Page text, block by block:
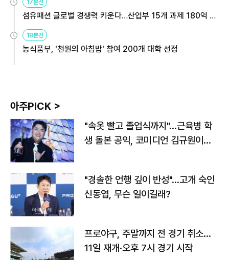
17분전
섬유패션 글로벌 경쟁력 키운다…산업부 15개 과제 180억 지
18분전
농식품부, '천원의 아침밥' 참여 200개 대학 선정
아주PICK >
"속옷 빨고 졸업식까지"…근육병 학
생 돌본 공익, 코미디언 김규원이었
"경솔한 언행 깊이 반성"…고개 숙인
신동엽, 무슨 일이길래?
프로야구, 주말까지 전 경기 취소…
11일 재개·오후 7시 경기 시작